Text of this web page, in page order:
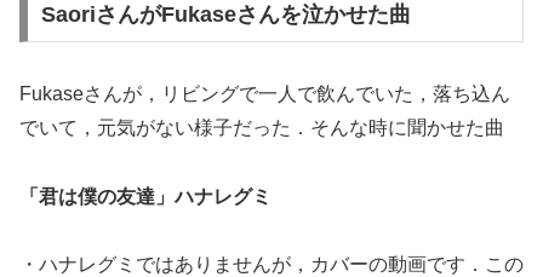
SaoriさんがFukaseさんを泣かせた曲
Fukaseさんが，リビングで一人で飲んでいた，落ち込ん
でいて，元気がない様子だった．そんな時に聞かせた曲
「君は僕の友達」ハナレグミ
・ハナレグミではありませんが，カバーの動画です．この